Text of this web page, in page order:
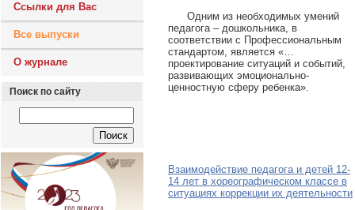
Ссылки для Вас
Все выпуски
О журнале
Поиск по сайту
Одним из необходимых умений
педагога – дошкольника, в
соответствии с Профессиональным
стандартом, является «…
проектирование ситуаций и событий,
развивающих эмоционально-
ценностную сферу ребенка».
Взаимодействие педагога и детей 12-
14 лет в хореографическом классе в
ситуациях коррекции их деятельности